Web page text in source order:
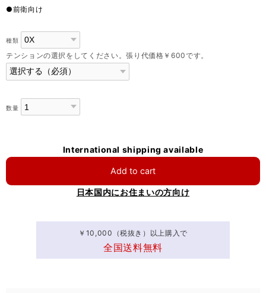
●前衛向け
種類
テンションの選択をしてください。張り代価格￥600です。
数量
International shipping available
Add to cart
日本国内にお住まいの方向け
￥10,000（税抜き）以上購入で
全国送料無料